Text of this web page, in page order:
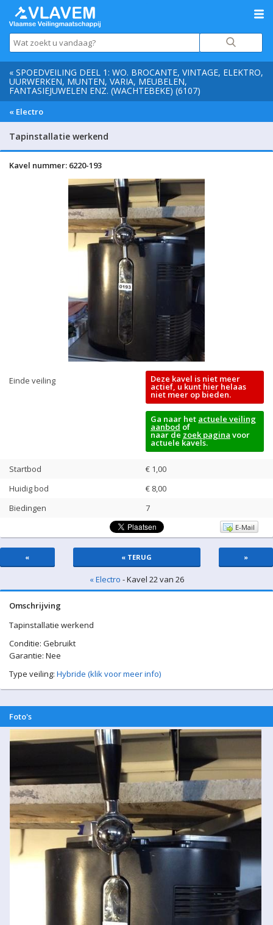
« SPOEDVEILING DEEL 1: WO. BROCANTE, VINTAGE, ELEKTRO,
UURWERKEN, MUNTEN, VARIA, MEUBELEN,
FANTASIEJUWELEN ENZ. (WACHTEBEKE) (6107)
« Electro
Tapinstallatie werkend
Kavel nummer: 6220-193
Einde veiling Deze kavel is niet meer
actief, u kunt hier helaas
niet meer op bieden.
Ga naar het actuele veiling
aanbod of
naar de zoek pagina voor
actuele kavels.
Startbod
€ 1,00
Huidig bod
€ 8,00
Biedingen
7
E-Mail
« « TERUG »
« Electro - Kavel 22 van 26
Omschrijving
Tapinstallatie werkend
Conditie: Gebruikt
Garantie: Nee
Type veiling: Hybride (klik voor meer info)
Foto's